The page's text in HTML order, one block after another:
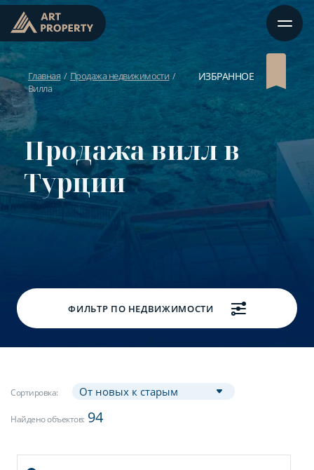
Главная
Продажа недвижимости
Вилла
ИЗБРАННОЕ
Продажа вилл в
Турции
ФИЛЬТР ПО НЕДВИЖИМОСТИ
Сортировка:
Найдено объектов: 94